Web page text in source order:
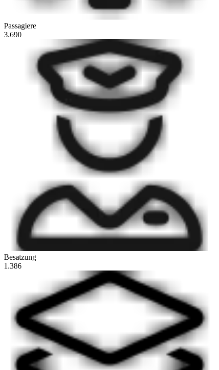
Passagiere
3.690
Besatzung
1.386